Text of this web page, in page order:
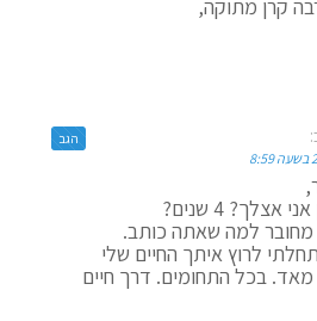
קרן מתוקה,
אצלך? 4 שנים?
מחובר למה שאתה כותב.
לרוץ איתך החיים שלי
בכל התחומים. דרך חיים
הגב